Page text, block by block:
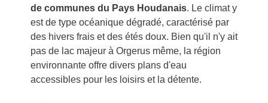
de communes du Pays Houdanais. Le climat y
est de type océanique dégradé, caractérisé par
des hivers frais et des étés doux. Bien qu'il n'y ait
pas de lac majeur à Orgerus même, la région
environnante offre divers plans d'eau
accessibles pour les loisirs et la détente.